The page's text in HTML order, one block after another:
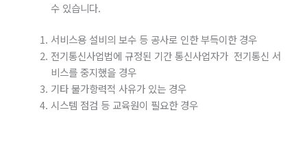
수 있습니다.
서비스용 설비의 보수 등 공사로 인한 부득이한 경우
전기통신사업법에 규정된 기간 통신사업자가 전기통신 서
비스를 중지했을 경우
기타 불가항력적 사유가 있는 경우
시스템 점검 등 교육원이 필요한 경우